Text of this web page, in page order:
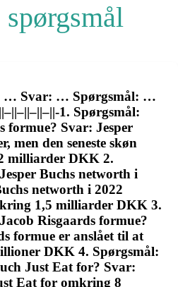
… Svar: … Spørgsmål: …
1. Spørgsmål:
formue? Svar: Jesper
men den seneste skøn
milliarder DKK 2.
Buchs networth i
networth i 2022
1,5 milliarder DKK 3.
Risgaards formue?
formue er anslået til at
DKK 4. Spørgsmål:
Just Eat for? Svar:
Eat for omkring 8